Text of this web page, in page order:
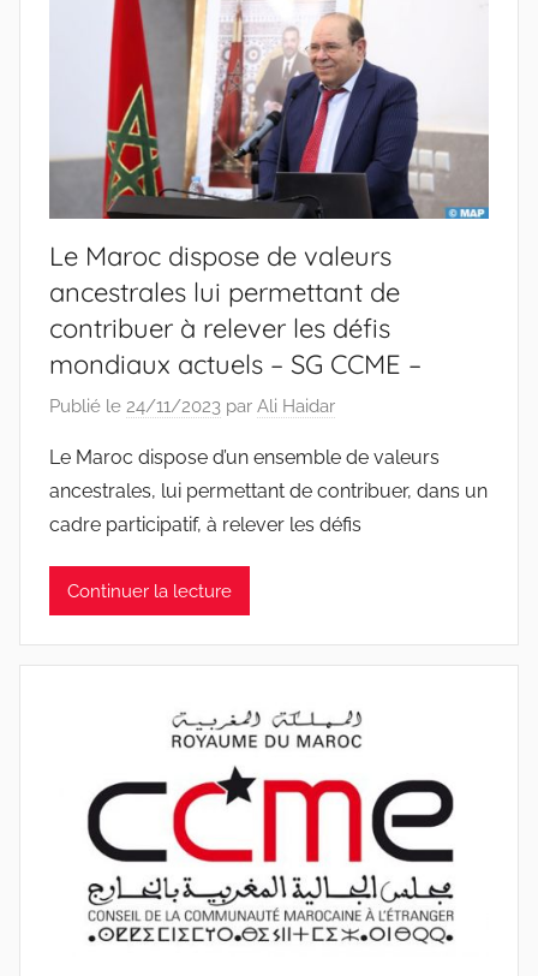
Le Maroc dispose de valeurs
ancestrales lui permettant de
contribuer à relever les défis
mondiaux actuels – SG CCME –
Publié le 24/11/2023 par Ali Haidar
Le Maroc dispose d’un ensemble de valeurs
ancestrales, lui permettant de contribuer, dans un
cadre participatif, à relever les défis
Continuer la lecture